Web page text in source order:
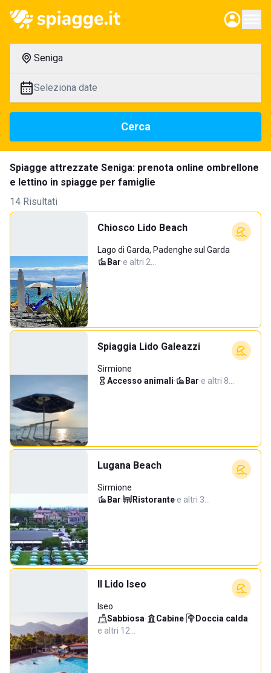
Seniga
Seleziona date
Cerca
Spiagge attrezzate Seniga: prenota online ombrellone
e lettino in spiagge per famiglie
14 Risultati
Chiosco Lido Beach
Lago di Garda, Padenghe sul Garda
Bar·e altri 2…
Spiaggia Lido Galeazzi
Sirmione
Accesso animali· Bar·e altri 8…
Lugana Beach
Sirmione
Bar· Ristorante·e altri 3…
Il Lido Iseo
Iseo
Sabbiosa· Cabine· Doccia calda·
e altri 12…